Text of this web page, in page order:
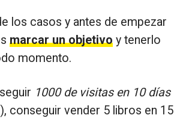
los casos y antes de empezar
marcar un objetivo y tenerlo
momento.
1000 de visitas en 10 días
), conseguir vender 5 libros en 15